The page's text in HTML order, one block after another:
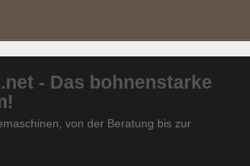
- Das bohnenstarke
von der Beratung bis zur